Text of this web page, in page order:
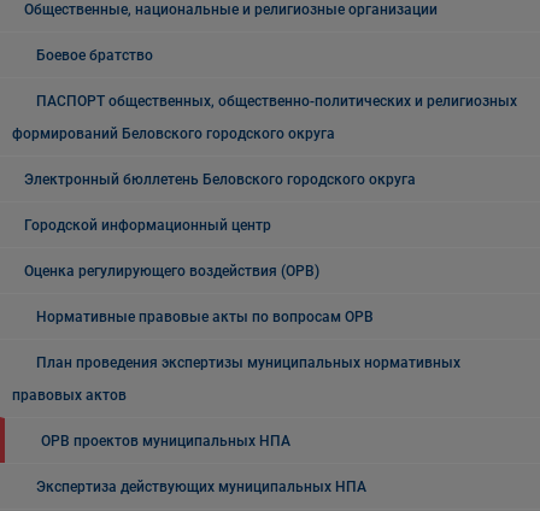
Общественные, национальные и религиозные организации
Боевое братство
ПАСПОРТ общественных, общественно-политических и религиозных
формирований Беловского городского округа
Электронный бюллетень Беловского городского округа
Городской информационный центр
Оценка регулирующего воздействия (ОРВ)
Нормативные правовые акты по вопросам ОРВ
План проведения экспертизы муниципальных нормативных
правовых актов
ОРВ проектов муниципальных НПА
Экспертиза действующих муниципальных НПА